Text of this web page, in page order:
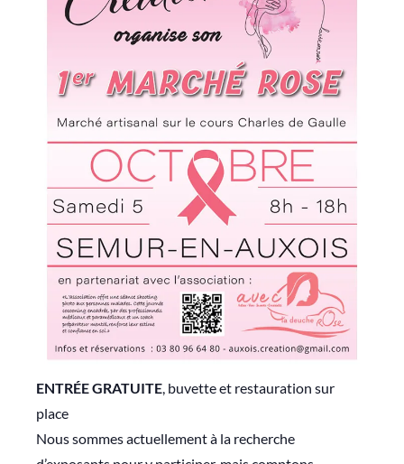
ENTRÉE GRATUITE , buvette et restauration sur
place
Nous sommes actuellement à la recherche